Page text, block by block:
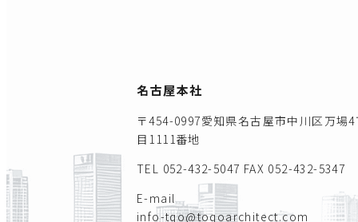
名古屋本社
〒454-0997愛知県名古屋市中川区万場
目1111番地
TEL 052-432-5047 FAX 052-432-5347
E-mail
info-tqo@toqoarchitect.com